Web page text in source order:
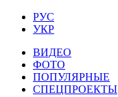
РУС
УКР
ВИДЕО
ФОТО
ПОПУЛЯРНЫЕ
СПЕЦПРОЕКТЫ